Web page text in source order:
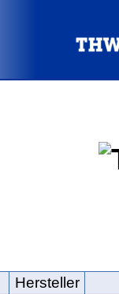
Hersteller